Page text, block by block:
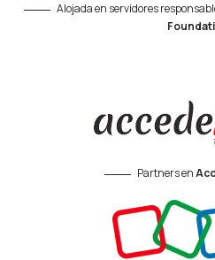
Alojada en servidores
Partners en